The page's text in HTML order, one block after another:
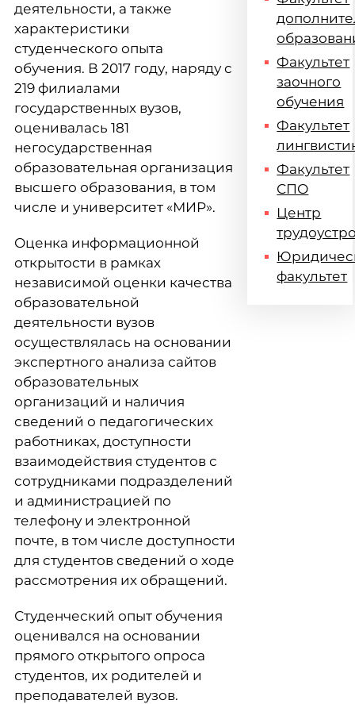
деятельности, а также
характеристики
студенческого опыта
обучения. В 2017 году, наряду с
219 филиалами
государственных вузов,
оценивалась 181
негосударственная
образовательная организация
высшего образования, в том
числе и университет «МИР».
Оценка информационной
открытости в рамках
независимой оценки качества
образовательной
деятельности вузов
осуществлялась на основании
экспертного анализа сайтов
образовательных
организаций и наличия
сведений о педагогических
работниках, доступности
взаимодействия студентов с
сотрудниками подразделений
и администрацией по
телефону и электронной
почте, в том числе доступности
для студентов сведений о ходе
рассмотрения их обращений.
Студенческий опыт обучения
оценивался на основании
прямого открытого опроса
студентов, их родителей и
преподавателей вузов.
Факультет
заочного
обучения
Факультет
Факультет
СПО
Центр
факультет